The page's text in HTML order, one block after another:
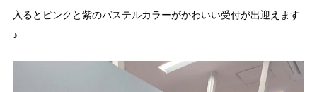
入るとピンクと紫のパステルカラーがかわいい受付が出迎えます
♪